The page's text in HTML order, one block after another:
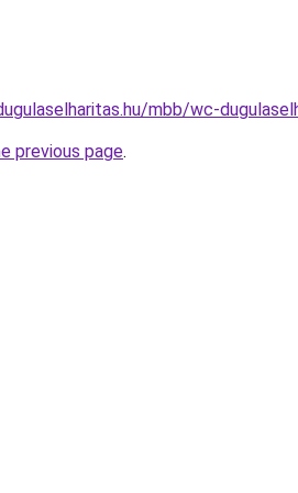
mbb/wc-
previous page.